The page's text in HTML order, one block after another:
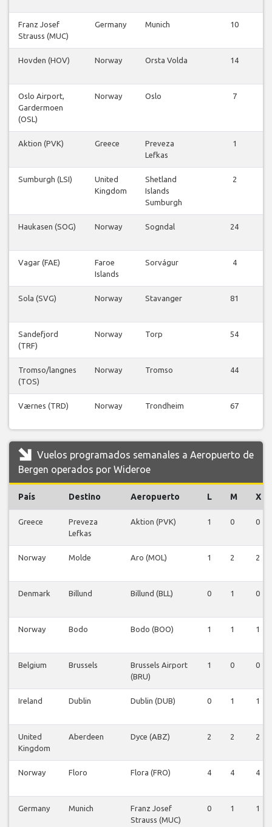
Franz Josef
Strauss (MUC)
Germany Munich 10
Hovden (HOV) Norway Orsta Volda 14
Oslo Airport,
Gardermoen
(OSL)
Norway Oslo 7
Aktion (PVK) Greece
Preveza
Lefkas
1
Sumburgh (LSI)
United
Kingdom
Shetland
Islands
Sumburgh
2
Haukasen (SOG) Norway Sogndal 24
Vagar (FAE)
Faroe
Islands
Sorvágur 4
Sola (SVG) Norway Stavanger 81
Sandefjord
(TRF)
Norway Torp 54
Tromso/langnes
(TOS)
Norway Tromso 44
Værnes (TRD) Norway Trondheim 67
Vuelos programados semanales a Aeropuerto de
Bergen operados por Wideroe
País Destino Aeropuerto L M X
Greece
Preveza
Lefkas
Aktion (PVK) 1 0 0
Norway Molde Aro (MOL) 1 2 2
Denmark Billund Billund (BLL) 0 1 0
Norway Bodo Bodo (BOO) 1 1 1
Belgium Brussels
Brussels Airport
(BRU)
1 0 0
Ireland Dublin Dublin (DUB) 0 1 1
United
Kingdom
Aberdeen Dyce (ABZ) 2 2 2
Norway Floro Flora (FRO) 4 4 4
Germany Munich
Franz Josef
Strauss (MUC)
0 1 1